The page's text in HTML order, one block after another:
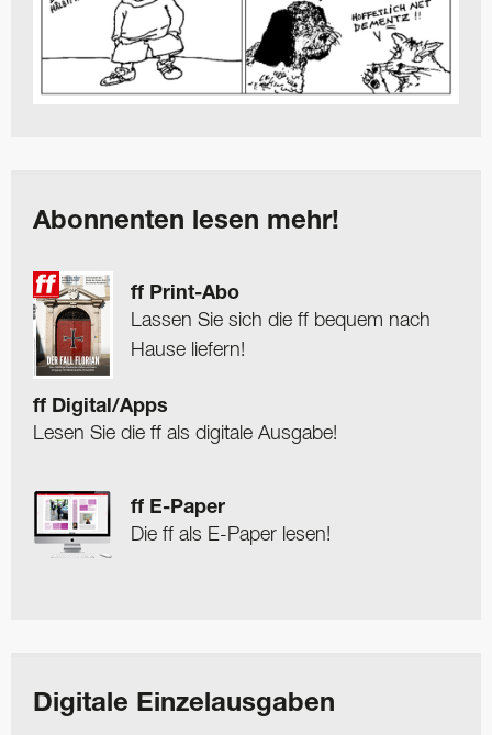
Abonnenten lesen mehr!
ff Print-Abo
Lassen Sie sich die ff bequem nach
Hause liefern!
ff Digital/Apps
Lesen Sie die ff als digitale Ausgabe!
ff E-Paper
Die ff als E-Paper lesen!
Digitale Einzelausgaben